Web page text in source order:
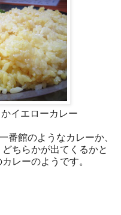
イエローカレー
番館のようなカレーか、
ちらかが出てくるかと
レーのようです。